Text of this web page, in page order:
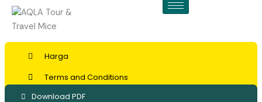
Skip
Harga
Terms and Conditions
Download PDF